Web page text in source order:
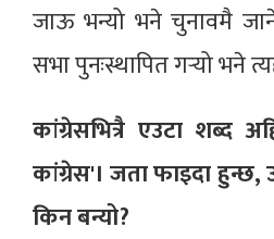
जाऊ भन्यो भने चुनावमै
सभा पुनःस्थापित गर्‍यो भने
कांग्रेसभित्रै एउटा शब्द
कांग्रेस'। जता फाइदा हुन्छ,
किन बन्यो?